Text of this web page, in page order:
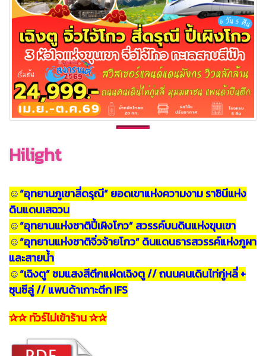
Hilight
☺“อุทยานภูเขาสี่ดรุณี” ยอดเขาแห่งความงาม ราชินีแห่ง
ดินแดนเสฉวน
☺“อุทยานแห่งชาติปี้เผิงโกว” สวรรค์บนดินแห่งขุนเขา
☺“อุทยานแห่งชาติจิ่วจ้ายโกว” ดินแดนธารสวรรค์แห่งภูผา
และสายน้ำ
☺“เฉิงตู” ชมแสงสีตึกแฝดเฉิงตู // ถนนคนเดินไท่กู่หลี่ +
ซุนซีลู่ // แพนด้าเกาะตึก IFS
✰✰ทัวร์ไม่เข้าร้าน✰✰